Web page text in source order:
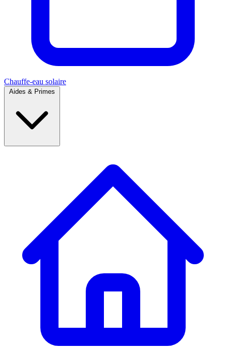
Chauffe-eau solaire